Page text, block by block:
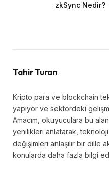
zkSync Nedir?
Tahir Turan
Kripto para ve blockchain
yapıyor ve sektördeki
Amacım, okuyuculara bu
yenilikleri anlatarak,
değişimleri anlaşılır bir dille
konularda daha fazla bilgi